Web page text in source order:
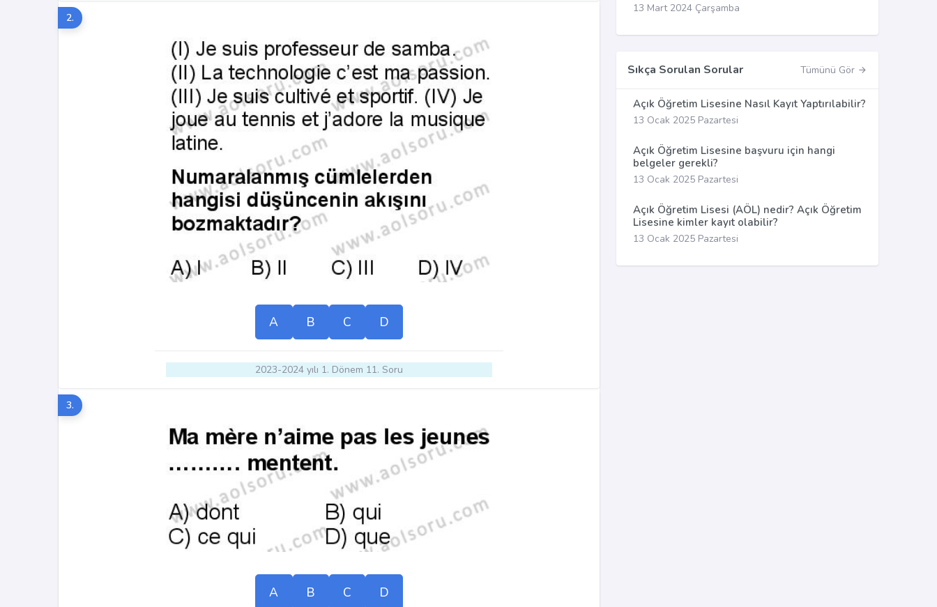
2.
A B C D
2023-2024 yılı 1. Dönem 11. Soru
3.
A B C D
13 Mart 2024 Çarşamba
Sıkça Sorulan Sorular Tümünü Gör
Açık Öğretim Lisesine Nasıl Kayıt Yaptırılabilir?
13 Ocak 2025 Pazartesi
Açık Öğretim Lisesine başvuru için hangi
belgeler gerekli?
13 Ocak 2025 Pazartesi
Açık Öğretim Lisesi (AÖL) nedir? Açık Öğretim
Lisesine kimler kayıt olabilir?
13 Ocak 2025 Pazartesi